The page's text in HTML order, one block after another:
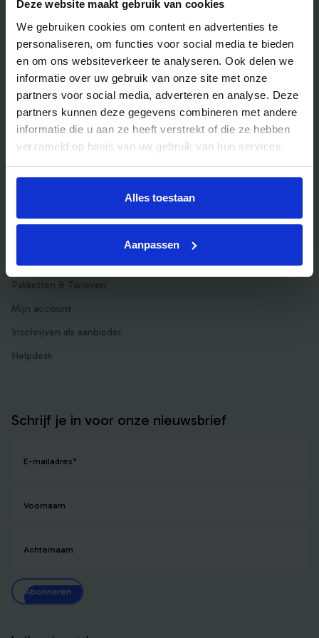
Deze website maakt gebruik van cookies
We gebruiken cookies om content en advertenties te
personaliseren, om functies voor social media te bieden
en om ons websiteverkeer te analyseren. Ook delen we
informatie over uw gebruik van onze site met onze
partners voor social media, adverteren en analyse. Deze
partners kunnen deze gegevens combineren met andere
informatie die u aan ze heeft verstrekt of die ze hebben
verzameld op basis van uw gebruik van hun services.
Alles toestaan
Aanpassen
Veelgestelde vragen
Bedrijfsuitjes
Bedrijfsuitje outdoor
Bedrijfsuitje indoor
Bedrijfsuitje actief
Bedrijfsuitje Brabant
Bedrijfsuitje Eindhoven
Bedrijfsuitje Limburg
Pakketten & Tarieven
Mijn account
Inschrijven als aanbieder
Helpdesk
Schrijf je in voor onze nieuwsbrief
E-mailadres*
Voornaam
Achternaam
Abonneren